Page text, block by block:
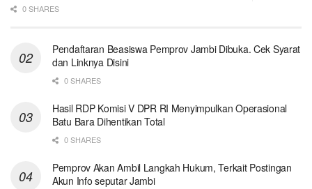
0 SHARES
Pendaftaran Beasiswa Pemprov Jambi Dibuka. Cek Syarat
dan Linknya Disini
0 SHARES
Hasil RDP Komisi V DPR RI Menyimpulkan Operasional
Batu Bara Dihentikan Total
0 SHARES
Pemprov Akan Ambil Langkah Hukum, Terkait Postingan
Akun Info seputar Jambi